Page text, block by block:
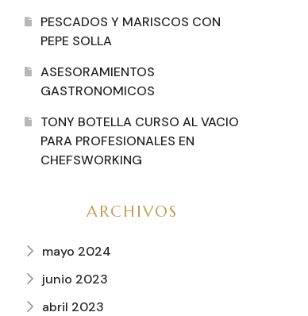
PESCADOS Y MARISCOS CON
PEPE SOLLA
ASESORAMIENTOS
GASTRONOMICOS
TONY BOTELLA CURSO AL VACIO
PARA PROFESIONALES EN
CHEFSWORKING
ARCHIVOS
mayo 2024
junio 2023
abril 2023